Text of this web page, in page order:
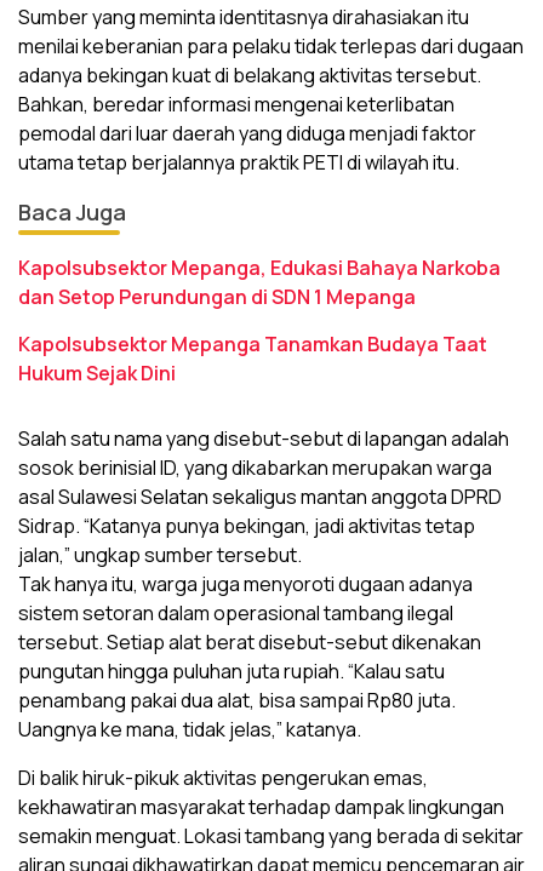
Sumber yang meminta identitasnya dirahasiakan itu
menilai keberanian para pelaku tidak terlepas dari dugaan
adanya bekingan kuat di belakang aktivitas tersebut.
Bahkan, beredar informasi mengenai keterlibatan
pemodal dari luar daerah yang diduga menjadi faktor
utama tetap berjalannya praktik PETI di wilayah itu.
Baca Juga
Kapolsubsektor Mepanga, Edukasi Bahaya Narkoba
dan Setop Perundungan di SDN 1 Mepanga
Kapolsubsektor Mepanga Tanamkan Budaya Taat
Hukum Sejak Dini
Salah satu nama yang disebut-sebut di lapangan adalah
sosok berinisial ID, yang dikabarkan merupakan warga
asal Sulawesi Selatan sekaligus mantan anggota DPRD
Sidrap. “Katanya punya bekingan, jadi aktivitas tetap
jalan,” ungkap sumber tersebut.
Tak hanya itu, warga juga menyoroti dugaan adanya
sistem setoran dalam operasional tambang ilegal
tersebut. Setiap alat berat disebut-sebut dikenakan
pungutan hingga puluhan juta rupiah. “Kalau satu
penambang pakai dua alat, bisa sampai Rp80 juta.
Uangnya ke mana, tidak jelas,” katanya.
Di balik hiruk-pikuk aktivitas pengerukan emas,
kekhawatiran masyarakat terhadap dampak lingkungan
semakin menguat. Lokasi tambang yang berada di sekitar
aliran sungai dikhawatirkan dapat memicu pencemaran air